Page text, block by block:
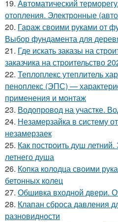
19. Автоматический
отопления. Электронные
20. Гараж своими руками от
Выбор фундамента для
21. Где искать заказы на
заказчика на строительство
22. Теплоплекс утеплитель
пеноплекс (ЭПС) —
применения и монтаж
23. Водопровод на участке.
24. Незамерзайка в систему
незамерзаек
25. Как построить душ
летнего душа
26. Копка колодца своими
бетонных колец
27. Обшивка входной двери.
28. Клапан сброса давления
разновидности